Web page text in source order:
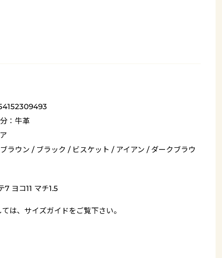
：牛革
ラウン / ブラック / ビスケット / アイアン / ダークブラウ
7 ヨコ11 マチ1.5
は、 サイズガイドをご覧下さい。